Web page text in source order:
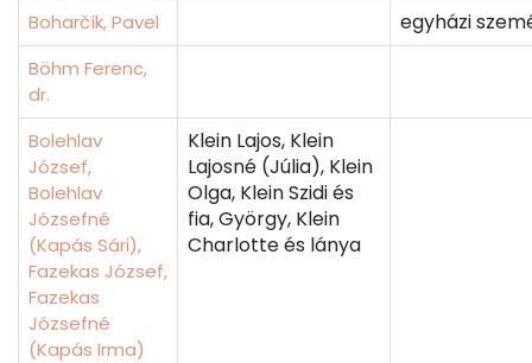
Boharčík, Pavel
egyházi
Böhm Ferenc,
dr.
Bolehlav
József,
Bolehlav
Józsefné
(Kapás Sári),
Fazekas József,
Fazekas
Józsefné
(Kapás Irma)
Klein Lajos, Klein
Lajosné (Júlia), Klein
Olga, Klein Szidi és
fia, György, Klein
Charlotte és lánya